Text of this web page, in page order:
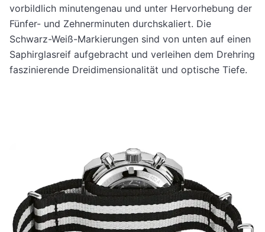
vorbildlich minutengenau und unter Hervorhebung der
Fünfer- und Zehnerminuten durchskaliert. Die
Schwarz-Weiß-Markierungen sind von unten auf einen
Saphirglasreif aufgebracht und verleihen dem Drehring
faszinierende Dreidimensionalität und optische Tiefe.